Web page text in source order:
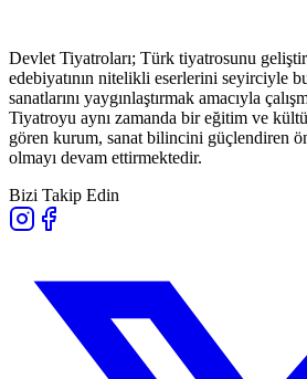
Devlet Tiyatroları; Türk tiyatrosunu
edebiyatının nitelikli eserlerini seyirciyle
sanatlarını yaygınlaştırmak amacıyla
Tiyatroyu aynı zamanda bir eğitim ve
gören kurum, sanat bilincini güçlendiren
olmayı devam ettirmektedir.
Bizi Takip Edin